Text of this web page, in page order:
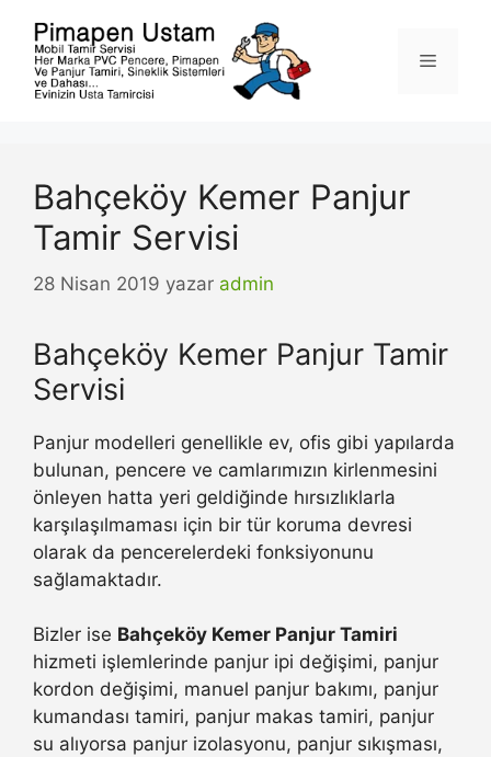
Menü
Bahçeköy Kemer Panjur
Tamir Servisi
28 Nisan 2019 yazar admin
Bahçeköy Kemer Panjur Tamir
Servisi
Panjur modelleri genellikle ev, ofis gibi yapılarda
bulunan, pencere ve camlarımızın kirlenmesini
önleyen hatta yeri geldiğinde hırsızlıklarla
karşılaşılmaması için bir tür koruma devresi
olarak da pencerelerdeki fonksiyonunu
sağlamaktadır.
Bizler ise Bahçeköy Kemer Panjur Tamiri
hizmeti işlemlerinde panjur ipi değişimi, panjur
kordon değişimi, manuel panjur bakımı, panjur
kumandası tamiri, panjur makas tamiri, panjur
su alıyorsa panjur izolasyonu, panjur sıkışması,